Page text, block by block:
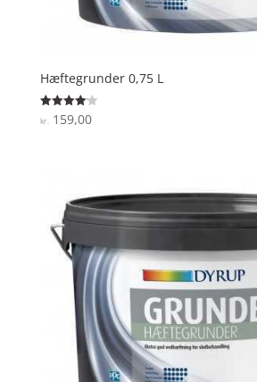
Hæftegrunder 0,75 L
Vurderet
4.1
kr. 159,00